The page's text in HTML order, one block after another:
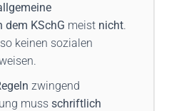
dem KSchG meist nicht.
keinen sozialen
zwingend
muss schriftlich